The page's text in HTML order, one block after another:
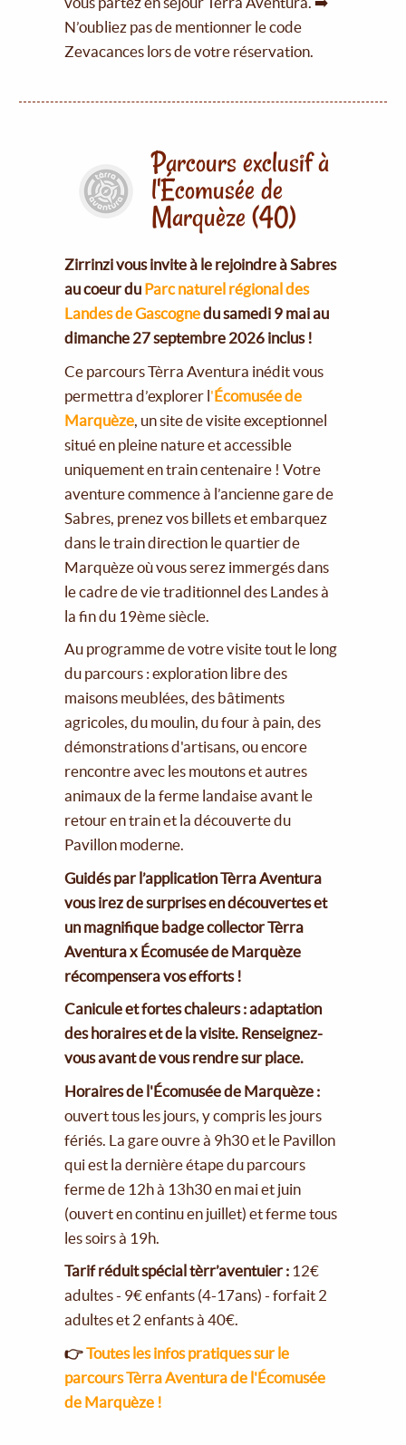
N’oubliez pas de mentionner le code
Zevacances lors de votre réservation.
Parcours exclusif à
l'Écomusée de
Marquèze (40)
Zirrinzi vous invite à le rejoindre à Sabres
au coeur du Parc naturel régional des
Landes de Gascognedu samedi 9 mai au
dimanche 27 septembre 2026 inclus !
Ce parcours Tèrra Aventura inédit vous
permettra d’explorer l'Écomusée de
Marquèze , un site de visite exceptionnel
situé en pleine nature et accessible
uniquement en train centenaire ! Votre
aventure commence à l’ancienne gare de
Sabres, prenez vos billets et embarquez
dans le train direction le quartier de
Marquèze où vous serez immergés dans
le cadre de vie traditionnel des Landes à
la fin du 19ème siècle.
Au programme de votre visite tout le long
du parcours : exploration libre des
maisons meublées, des bâtiments
agricoles, du moulin, du four à pain, des
démonstrations d'artisans, ou encore
rencontre avec les moutons et autres
animaux de la ferme landaise avant le
retour en train et la découverte du
Pavillon moderne.
Guidés par l’application Tèrra Aventura
vous irez de surprises en découvertes et
un magnifique badge collector Tèrra
Aventura x Écomusée de Marquèze
récompensera vos efforts !
Canicule et fortes chaleurs : adaptation
des horaires et de la visite. Renseignez-
vous avant de vous rendre sur place.
Horaires de l'Écomusée de Marquèze :
ouvert tous les jours, y compris les jours
fériés. La gare ouvre à 9h30 et le Pavillon
qui est la dernière étape du parcours
ferme de 12h à 13h30 en mai et juin
(ouvert en continu en juillet) et ferme tous
les soirs à 19h.
Tarif réduit spécial tèrr’aventuier : 12€
adultes - 9€ enfants (4-17ans) - forfait 2
adultes et 2 enfants à 40€.
👉Toutes les infos pratiques sur le
parcours Tèrra Aventura de l'Écomusée
de Marquèze !